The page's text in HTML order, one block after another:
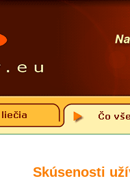
Skúsenosti